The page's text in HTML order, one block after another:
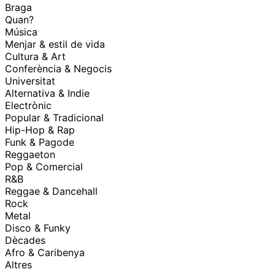
Braga
Quan?
Música
Menjar & estil de vida
Cultura & Art
Conferència & Negocis
Universitat
Alternativa & Indie
Electrònic
Popular & Tradicional
Hip-Hop & Rap
Funk & Pagode
Reggaeton
Pop & Comercial
R&B
Reggae & Dancehall
Rock
Metal
Disco & Funky
Dècades
Afro & Caribenya
Altres